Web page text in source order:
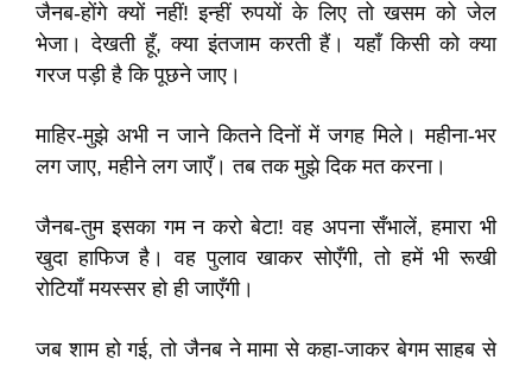
जैनब-होंगे क्यों नहीं! इन्हीं रुपयों के लिए तो खसम को जेल
भेजा। देखती हूँ, क्या इंतजाम करती हैं। यहाँ किसी को क्या
गरज पड़ी है कि पूछने जाए।
माहिर-मुझे अभी न जाने कितने दिनों में जगह मिले। महीना-भर
लग जाए, महीने लग जाएँ। तब तक मुझे दिक मत करना।
जैनब-तुम इसका गम न करो बेटा! वह अपना सँभालें, हमारा भी
खुदा हाफिज है। वह पुलाव खाकर सोएँगी, तो हमें भी रूखी
रोटियाँ मयस्सर हो ही जाएँगी।
जब शाम हो गई, तो जैनब ने मामा से कहा-जाकर बेगम साहब से